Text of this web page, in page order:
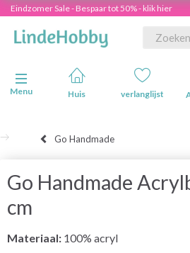
Eindzomer Sale - Bespaar tot 50% - klik hier
Navigatie in-/uitschakelen
Menu
Huis verlanglijst
Go Handmade
Go Handmade
cm
Materiaal: 100% acryl